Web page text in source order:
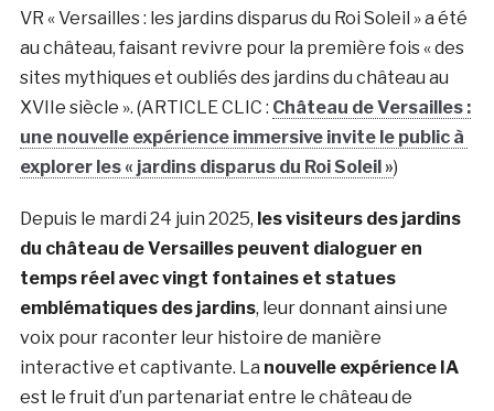
VR « Versailles : les jardins disparus du Roi Soleil » a été
au château, faisant revivre pour la première fois « des
sites mythiques et oubliés des jardins du château au
XVIIe siècle ». (ARTICLE CLIC : Château de Versailles :
une nouvelle expérience immersive invite le public à
explorer les « jardins disparus du Roi Soleil »)
Depuis le mardi 24 juin 2025, les visiteurs des jardins
du château de Versailles peuvent dialoguer en
temps réel avec vingt fontaines et statues
emblématiques des jardins, leur donnant ainsi une
voix pour raconter leur histoire de manière
interactive et captivante. La nouvelle expérience IA
est le fruit d’un partenariat entre le château de